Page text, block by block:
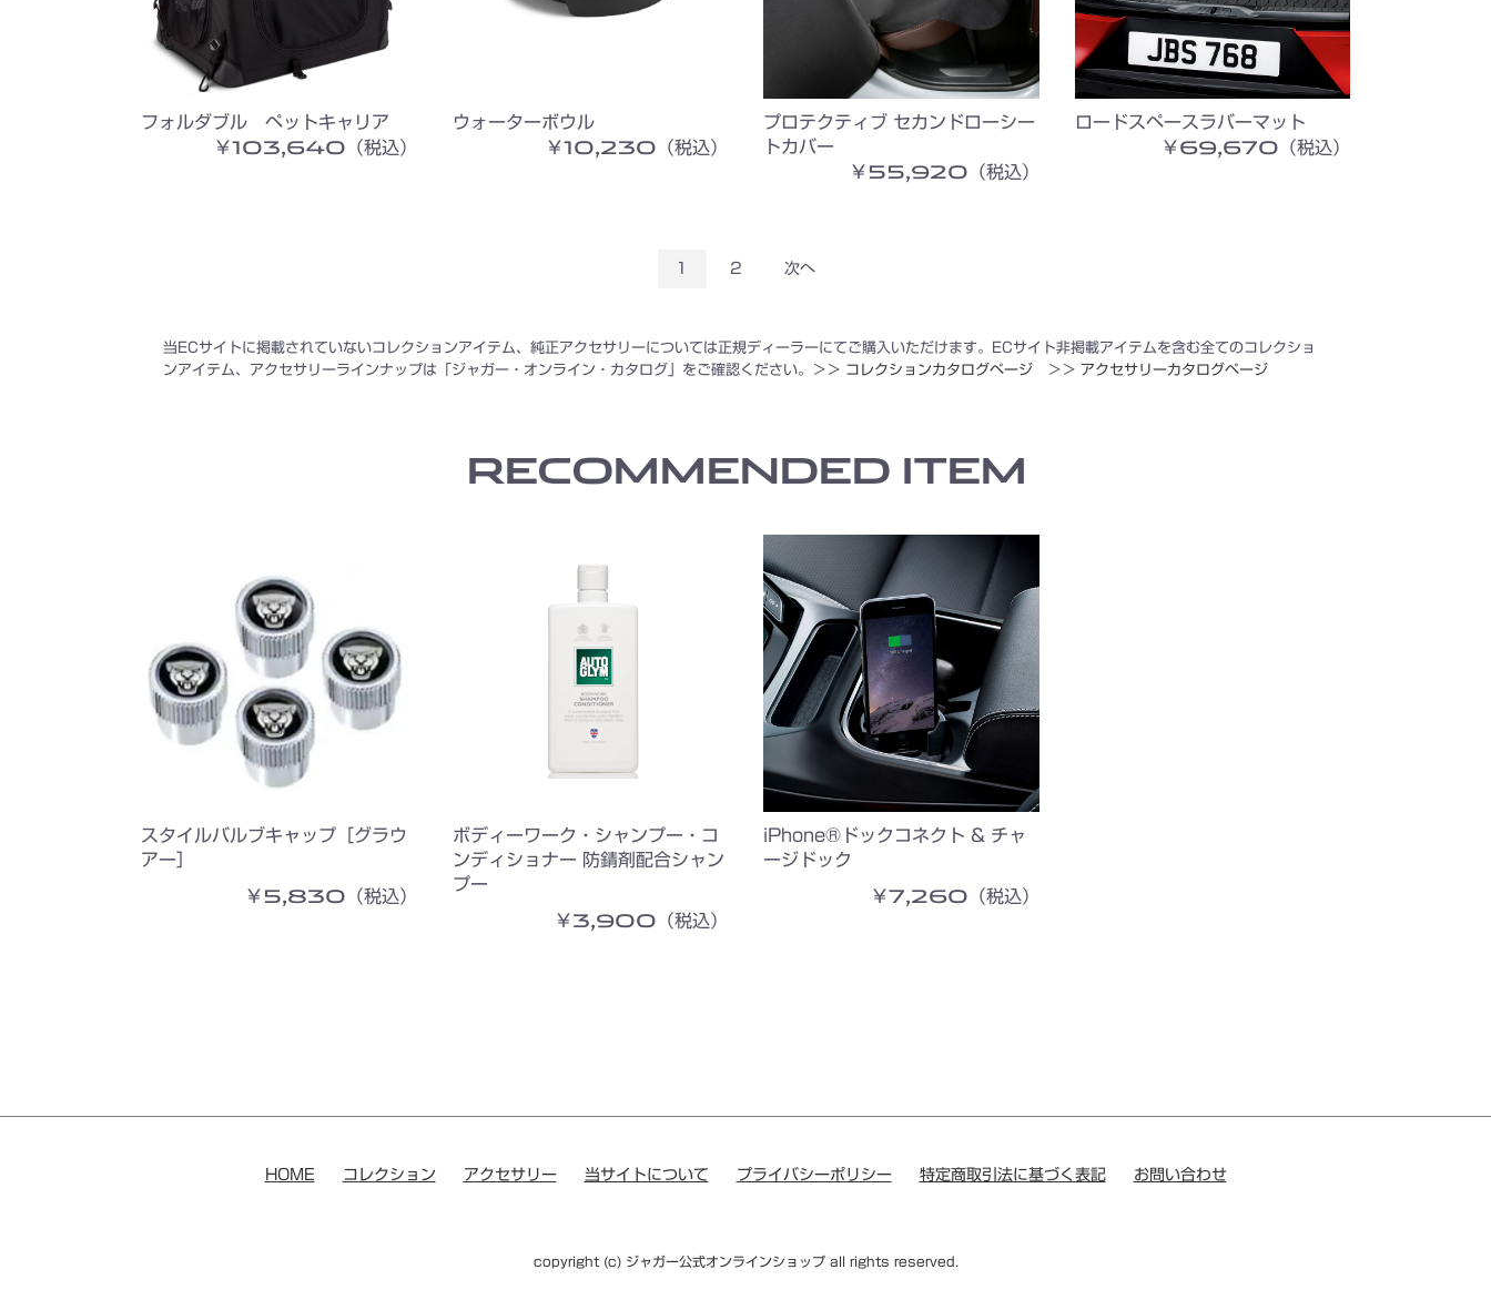
フォルダブル ペットキャリア
￥103,640（税込）
ウォーターボウル
￥10,230（税込）
プロテクティブ セカンドローシー
トカバー
￥55,920（税込）
ロードスペースラバーマット
￥69,670（税込）
1 2 次へ
当ECサイトに掲載されていないコレクションアイテム、純正アクセサリーについては正規ディーラーにてご購入いただけます。ECサイト非掲載アイテムを含む全てのコレクショ
ンアイテム、アクセサリーラインナップは「ジャガー・オンライン・カタログ」をご確認ください。＞＞ コレクションカタログページ ＞＞ アクセサリーカタログページ
RECOMMENDED ITEM
スタイルバルブキャップ［グラウ
アー］
￥5,830（税込）
ボディーワーク・シャンプー・コ
ンディショナー 防錆剤配合シャン
プー
￥3,900（税込）
iPhone®ドックコネクト & チャ
ージドック
￥7,260（税込）
HOME コレクション アクセサリー 当サイトについて プライバシーポリシー 特定商取引法に基づく表記 お問い合わせ
copyright (c) ジャガー公式オンラインショップ all rights reserved.